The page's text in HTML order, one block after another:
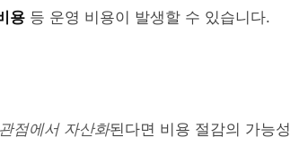
용 등 운영 비용이 발생할 수 있습니다.
점에서 자산화된다면 비용 절감의 가능성